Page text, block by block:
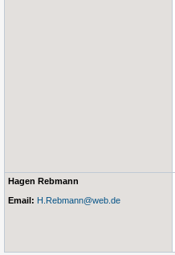
Hagen Rebmann
Email: H.Rebmann@web.de